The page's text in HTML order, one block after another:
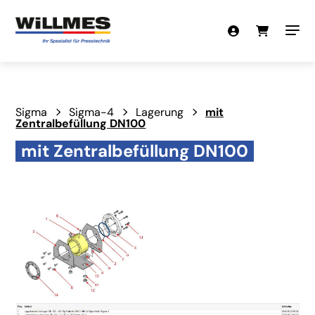
Sigma Sigma-4 Lagerung mit
Zentralbefüllung DN100
mit Zentralbefüllung DN100